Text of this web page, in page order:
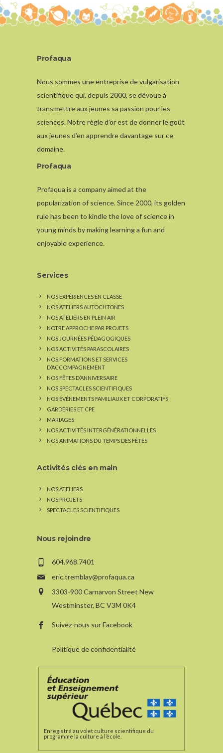
Profaqua
Nous sommes une entreprise de vulgarisation
scientifique qui, depuis 2000, se dévoue à
transmettre aux jeunes sa passion pour les
sciences. Notre règle d’or est de donner le goût
aux jeunes d’en apprendre davantage sur ce
domaine.
Profaqua
Profaqua is a company aimed at the
popularization of science. Since 2000, its golden
rule has been to kindle the love of science in
young minds by making learning a fun and
enjoyable experience.
Services
NOS EXPÉRIENCES EN CLASSE
NOS ATELIERS AUTOCHTONES
NOS ATELIERS EN PLEIN AIR
NOTRE APPROCHE PAR PROJETS
NOS JOURNÉES PÉDAGOGIQUES
NOS ACTIVITÉS PARASCOLAIRES
NOS FORMATIONS ET SERVICES
D’ACCOMPAGNEMENT
NOS FÊTES D’ANNIVERSAIRE
NOS SPECTACLES SCIENTIFIQUES
NOS ÉVÉNEMENTS FAMILIAUX ET CORPORATIFS
GARDERIES ET CPE
MARIAGES
NOS ACTIVITÉS INTERGÉNÉRATIONNELLES
NOS ANIMATIONS DU TEMPS DES FÊTES
Activités clés en main
NOS ATELIERS
NOS PROJETS
SPECTACLES SCIENTIFIQUES
Nous rejoindre
604.968.7401
eric.tremblay@profaqua.ca
3303-900 Carnarvon Street New
Westminster, BC V3M 0K4
Suivez-nous sur Facebook
Politique de confidentialité
Enregistré au volet culture scientifique du
programme la culture à l’école.